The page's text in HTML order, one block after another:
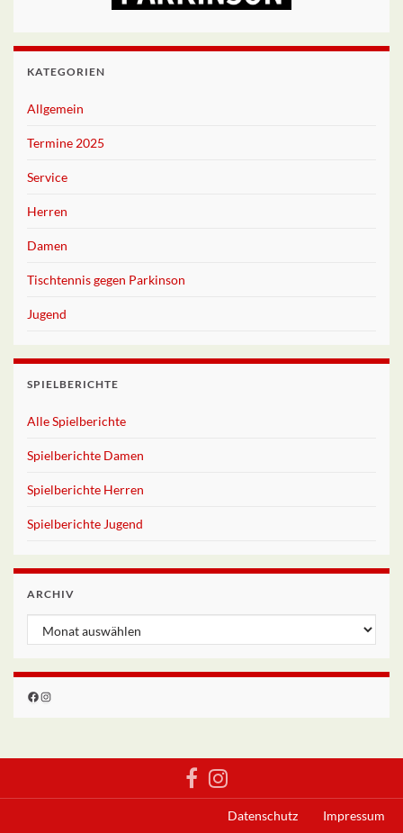
KATEGORIEN
Allgemein
Termine 2025
Service
Herren
Damen
Tischtennis gegen Parkinson
Jugend
SPIELBERICHTE
Alle Spielberichte
Spielberichte Damen
Spielberichte Herren
Spielberichte Jugend
ARCHIV
Archiv
Facebook
Instagram
Datenschutz Impressum